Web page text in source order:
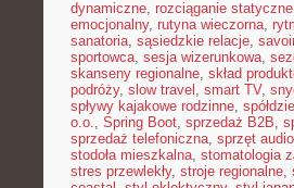
dynamiczne, rozciąganie statyczne
emocjonalny, rutyna wieczorna,
sanatoria, sąsiedzkie relacje,
sportowca, sesja wizerunkowa,
skanseny regionalne, skład
podróży, slow travel , smart TV,
spływy kajakowe rodzinne,
o.o., Spring Boot, sprzedaż B2B,
sprzedaż telefoniczna, sprzęt audio
stodoła mieszkalna, stomatologia
stres przewlekły, stroje regionalne,